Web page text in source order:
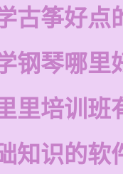
古筝好点
钢琴哪里
里培训班
知识的软